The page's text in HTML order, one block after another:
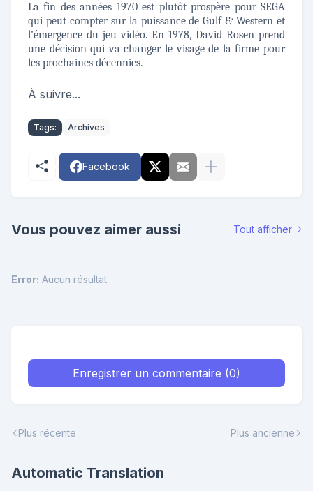
La fin des années 1970 est plutôt prospère pour SEGA
qui peut compter sur la puissance de Gulf & Western et
l’émergence du jeu vidéo. En 1978, David Rosen prend
une décision qui va changer le visage de la firme pour
les prochaines décennies.
À suivre...
Tags: Archives
Facebook
Vous pouvez aimer aussi Tout afficher
Error: Aucun résultat.
Enregistrer un commentaire (0)
Plus récente Plus ancienne
Automatic Translation